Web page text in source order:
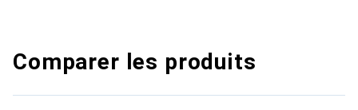
Comparer les produits